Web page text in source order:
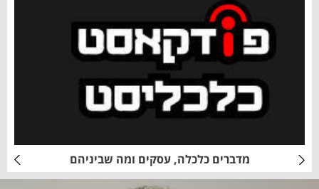
מדברים כלכלה, עסקים ומה שביניהם